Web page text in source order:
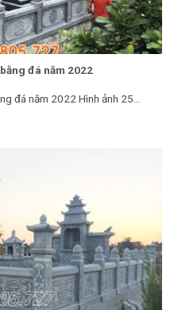
đá năm 2022
đá năm 2022 Hình ảnh 25...